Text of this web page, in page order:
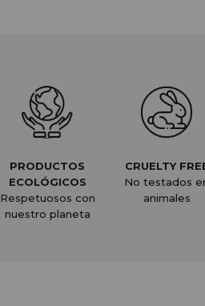
PRODUCTOS
ECOLÓGICOS
Respetuosos con
nuestro planeta
CRUELTY
No testados
animales